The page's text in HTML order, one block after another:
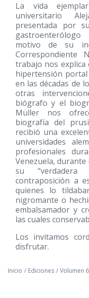
La vida
universitario
presentada por
motivo de su
Correspondiente
trabajo nos
hipertensión portal
en las décadas de
otras
biógrafo y el
Müller nos
biografía del
recibió una
universidades
profesionales
Venezuela,
su “verdadera
contraposición a
quienes lo
nigromante o
embalsamador y
las cuales
Los invitamos
disfrutar.
Inicio / Ediciones / Volumen